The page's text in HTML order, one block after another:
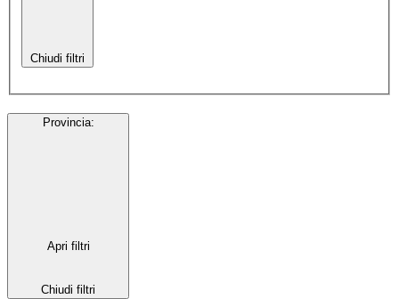
Chiudi filtri
Provincia:
Apri filtri
Chiudi filtri